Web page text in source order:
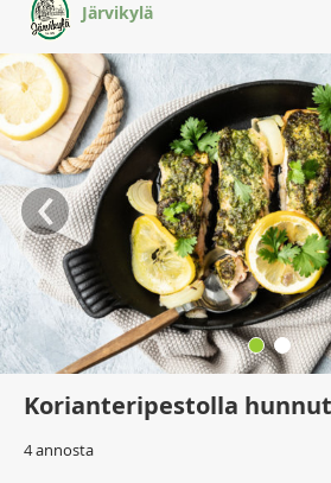
RUOKATEEMAT
KESKUSTELUT
KOTIKOKIT
Järvikylä
‹
Korianteripestolla
4 annosta